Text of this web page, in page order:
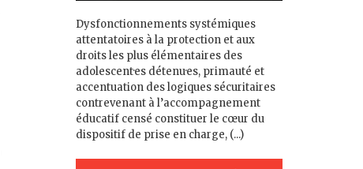
Dysfonctionnements systémiques
attentatoires à la protection et aux
droits les plus élémentaires des
adolescent·es détenu·es, primauté et
accentuation des logiques sécuritaires
contrevenant à l’accompagnement
éducatif censé constituer le cœur du
dispositif de prise en charge, (...)